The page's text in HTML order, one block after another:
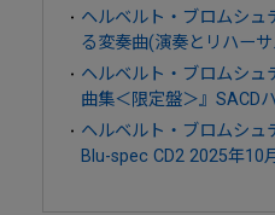
ヘルベルト・ブロムシュ
る変奏曲(演奏とリハー
ヘルベルト・ブロムシュ
曲集＜限定盤＞』SACD
ヘルベルト・ブロムシュ
Blu-spec CD2 2025年10